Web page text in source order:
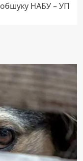
обшуку НАБУ – УП